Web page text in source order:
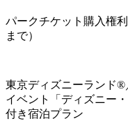
パークチケット購入権
まで）
東京ディズニーランド
イベント「ディズニー
付き宿泊プラン